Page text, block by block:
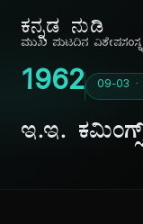
ಕನ್ನಡ ನುಡಿ
ಮುಖ ಪುಟದಿನ ವಿಶೇಷ
1962 09-03 ·
ಇ.ಇ.